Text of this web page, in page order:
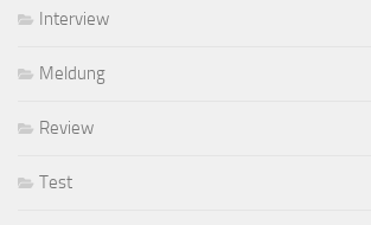
Interview
Meldung
Review
Test